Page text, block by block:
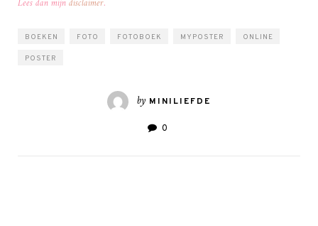
BOEKEN FOTO FOTOBOEK MYPOSTER ONLINE
POSTER
by MINILIEFDE
0